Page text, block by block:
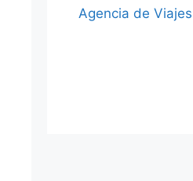
Agencia de Viajes